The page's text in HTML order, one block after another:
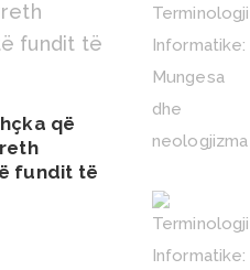
që
fundit të